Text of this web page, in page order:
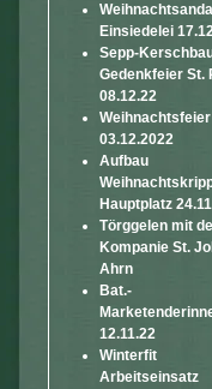
Einsiedelei
Sepp-
Gedenkfeier St.
08.12.22
Weihnachtsfeier
03.12.2022
Aufbau
Hauptplatz
Törggelen mit
Kompanie St.
Ahrn
Bat.-
12.11.22
Winterfit
Arbeitseinsatz